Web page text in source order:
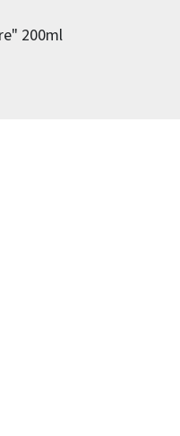
200ml